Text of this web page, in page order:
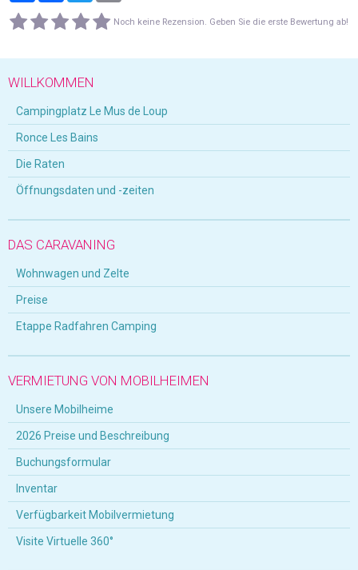
Noch keine Rezension. Geben Sie die erste Bewertung ab!
WILLKOMMEN
Campingplatz Le Mus de Loup
Ronce Les Bains
Die Raten
Öffnungsdaten und -zeiten
DAS CARAVANING
Wohnwagen und Zelte
Preise
Etappe Radfahren Camping
VERMIETUNG VON MOBILHEIMEN
Unsere Mobilheime
2026 Preise und Beschreibung
Buchungsformular
Inventar
Verfügbarkeit Mobilvermietung
Visite Virtuelle 360°